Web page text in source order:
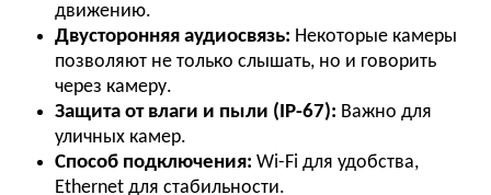
движению.
Двусторонняя аудиосвязь: Некоторые камеры
позволяют не только слышать, но и говорить
через камеру.
Защита от влаги и пыли (IP-67): Важно для
уличных камер.
Способ подключения: Wi-Fi для удобства,
Ethernet для стабильности.